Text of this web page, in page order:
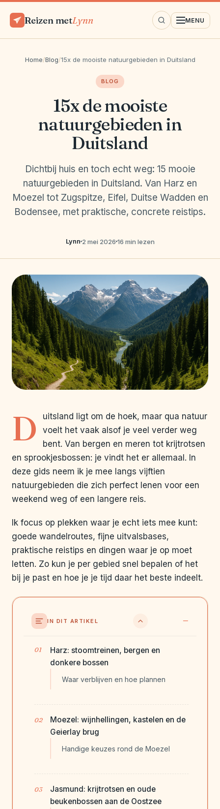
Reizen metLynn MENU
Home/Blog/15x de mooiste natuurgebieden in Duitsland
BLOG
15x de mooiste
natuurgebieden in
Duitsland
Dichtbij huis en toch echt weg: 15 mooie
natuurgebieden in Duitsland. Van Harz en
Moezel tot Zugspitze, Eifel, Duitse Wadden en
Bodensee, met praktische, concrete reistips.
Lynn 2 mei 2026 16 min lezen
D
uitsland ligt om de hoek, maar qua natuur
voelt het vaak alsof je veel verder weg
bent. Van bergen en meren tot krijtrotsen
en sprookjesbossen: je vindt het er allemaal. In
deze gids neem ik je mee langs vijftien
natuurgebieden die zich perfect lenen voor een
weekend weg of een langere reis.
Ik focus op plekken waar je echt iets mee kunt:
goede wandelroutes, fijne uitvalsbases,
praktische reistips en dingen waar je op moet
letten. Zo kun je per gebied snel bepalen of het
bij je past en hoe je je tijd daar het beste indeelt.
IN DIT ARTIKEL
Harz: stoomtreinen, bergen en
donkere bossen
Waar verblijven en hoe plannen
Moezel: wijnhellingen, kastelen en de
Geierlay brug
Handige keuzes rond de Moezel
Jasmund: krijtrotsen en oude
beukenbossen aan de Oostzee